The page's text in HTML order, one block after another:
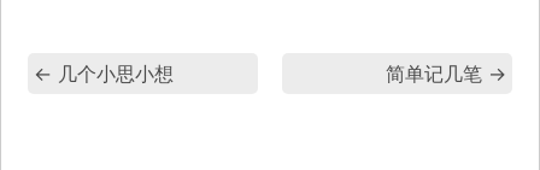
← 几个小思小想 简单记几笔 →